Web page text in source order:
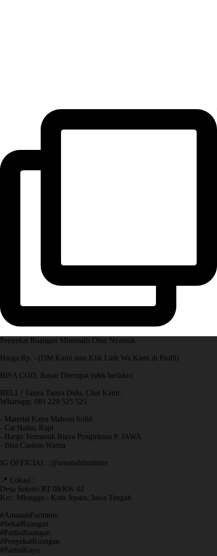
Penyekat Ruangan Minimalis Obat Nyamuk
Harga Rp. - (DM Kami atau Klik Link Wa Kami di Profil)
BISA COD, Bayar Ditempat (s&k berlaku)
BELI ? Tanya Tanya Dulu, Chat Kami :
Whatsapp. 081 229 525 525
- Material Kayu Mahoni Solid
- Cat Halus, Rapi
- Harga Termasuk Biaya Pengiriman P. JAWA
- Bisa Custom Warna
IG OFFICIAL : @amanahfurniture
📍 Lokasi :
Desa Sekuro RT 08/RW 02
Kec. Mlonggo - Kota Jepara, Jawa Tengah
​#AmanahFurniture
​#SekatRuangan
​#PartisiRuangan
​#PenyekatRuangan
​#PartisiKayu